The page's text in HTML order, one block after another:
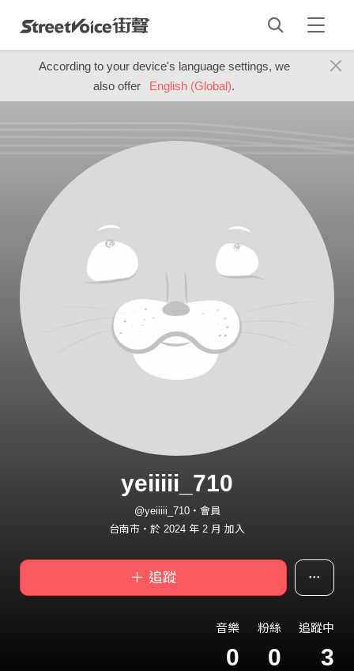
According to your device's language settings, we
also offer
English (Global).
yeiiiii_710
@yeiiiii_710・會員
台南市・於 2024 年 2 月 加入
＋ 追蹤
音樂
0
粉絲
0
追蹤中
3